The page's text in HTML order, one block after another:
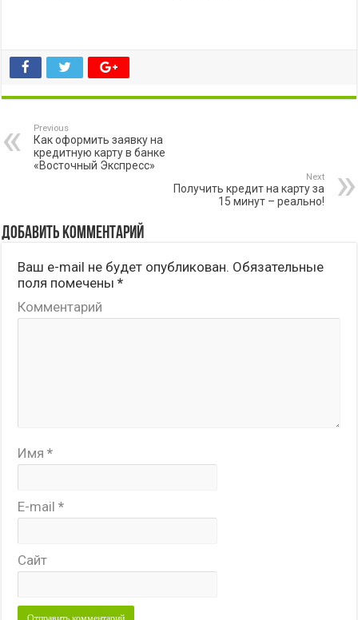
Previous
Как оформить заявку на
кредитную карту в банке
«Восточный Экспресс»
Next
Получить кредит на карту за
15 минут – реально!
Добавить комментарий
Ваш e-mail не будет опубликован. Обязательные
поля помечены*
Комментарий
Имя*
E-mail*
Сайт